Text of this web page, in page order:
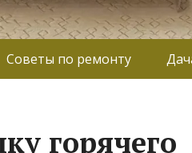
Советы по ремонту
горячего